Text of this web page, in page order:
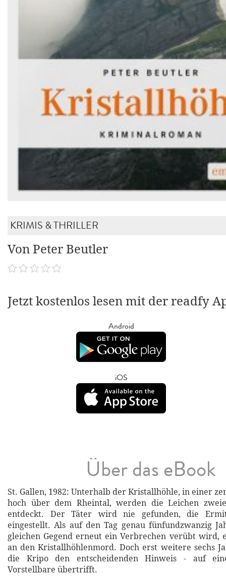
KRIMIS & THRILLER
Von Peter Beutler
Jetzt kostenlos lesen mit der readfy
Android
iOS
Über das eBook
St. Gallen, 1982: Unterhalb der Kristallhöhle, in einer
hoch über dem Rheintal, werden die Leichen
entdeckt. Der Täter wird nie gefunden, die
eingestellt. Als auf den Tag genau fünfundzwanzig
gleichen Gegend erneut ein Verbrechen verübt wird,
an den Kristallhöhlenmord. Doch erst weitere sechs
die Kripo den entscheidenden Hinweis - auf
Vorstellbare übertrifft.